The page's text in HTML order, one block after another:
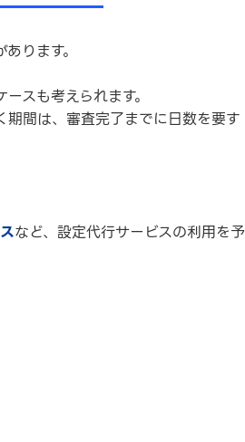
ります。
スも考えられます。
期間は、審査完了までに日数を要す
など、設定代行サービスの利用を予